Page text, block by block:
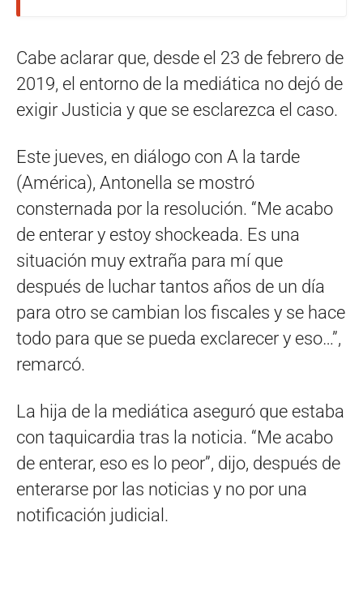
Cabe aclarar que, desde el 23 de febrero de
2019, el entorno de la mediática no dejó de
exigir Justicia y que se esclarezca el caso.
Este jueves, en diálogo con A la tarde
(América), Antonella se mostró
consternada por la resolución. “Me acabo
de enterar y estoy shockeada. Es una
situación muy extraña para mí que
después de luchar tantos años de un día
para otro se cambian los fiscales y se hace
todo para que se pueda exclarecer y eso…”,
remarcó.
La hija de la mediática aseguró que estaba
con taquicardia tras la noticia. “Me acabo
de enterar, eso es lo peor”, dijo, después de
enterarse por las noticias y no por una
notificación judicial.